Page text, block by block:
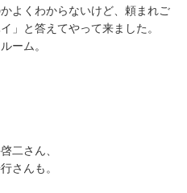
よくわからないけど、頼まれご
」と答えてやって来ました。
ーム。
二さん、
さんも。